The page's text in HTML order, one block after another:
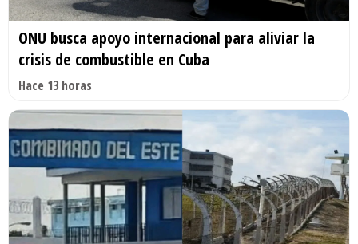
ONU busca apoyo internacional para aliviar la
crisis de combustible en Cuba
Hace 13 horas